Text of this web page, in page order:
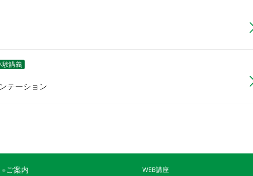
験講義
テーション
●ご案内
WEB講座